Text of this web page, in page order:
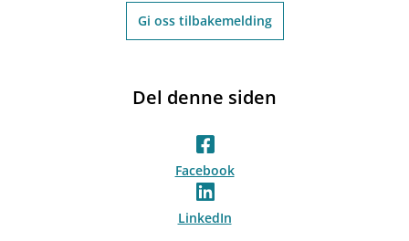
Gi oss tilbakemelding
Del denne siden
Facebook
LinkedIn